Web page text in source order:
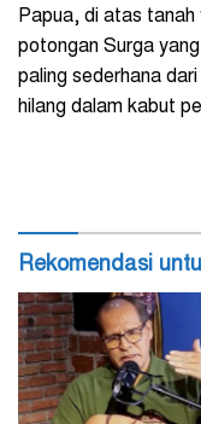
Papua, di atas tanah
potongan Surga
paling sederhana
hilang dalam kabut
Rekomendasi